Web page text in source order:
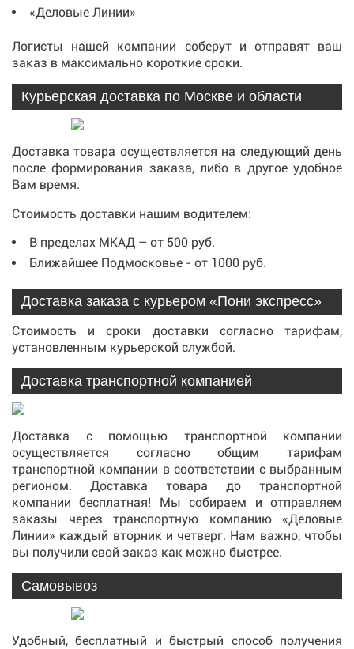
«Деловые Линии»
Логисты нашей компании соберут и отправят ваш
заказ в максимально короткие сроки.
Курьерская доставка по Москве и области
Доставка товара осуществляется на следующий день
после формирования заказа, либо в другое удобное
Вам время.
Стоимость доставки нашим водителем:
В пределах МКАД – от 500 руб.
Ближайшее Подмосковье - от 1000 руб.
Доставка заказа с курьером «Пони экспресс»
Стоимость и сроки доставки согласно тарифам,
установленным курьерской службой.
Доставка транспортной компанией
Доставка с помощью транспортной компании
осуществляется согласно общим тарифам
транспортной компании в соответствии с выбранным
регионом. Доставка товара до транспортной
компании бесплатная! Мы собираем и отправляем
заказы через транспортную компанию «Деловые
Линии» каждый вторник и четверг. Нам важно, чтобы
вы получили свой заказ как можно быстрее.
Самовывоз
Удобный, бесплатный и быстрый способ получения